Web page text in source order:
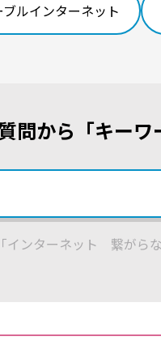
ブルインターネット
問から「キーワ
インターネット 繋がら